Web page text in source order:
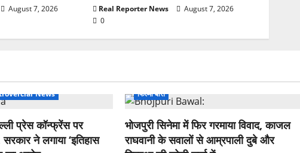
August 7, 2026
Real Reporter News
August 7, 2026
0
News
प्रेस कॉन्फ्रेंस पर
ने लगाया ‘इतिहास
फिल्मी बातें
भोजपुरी सिनेमा में फिर गरमाया विवाद, काजल
राघवानी के सवालों से आम्रपाली दुबे और